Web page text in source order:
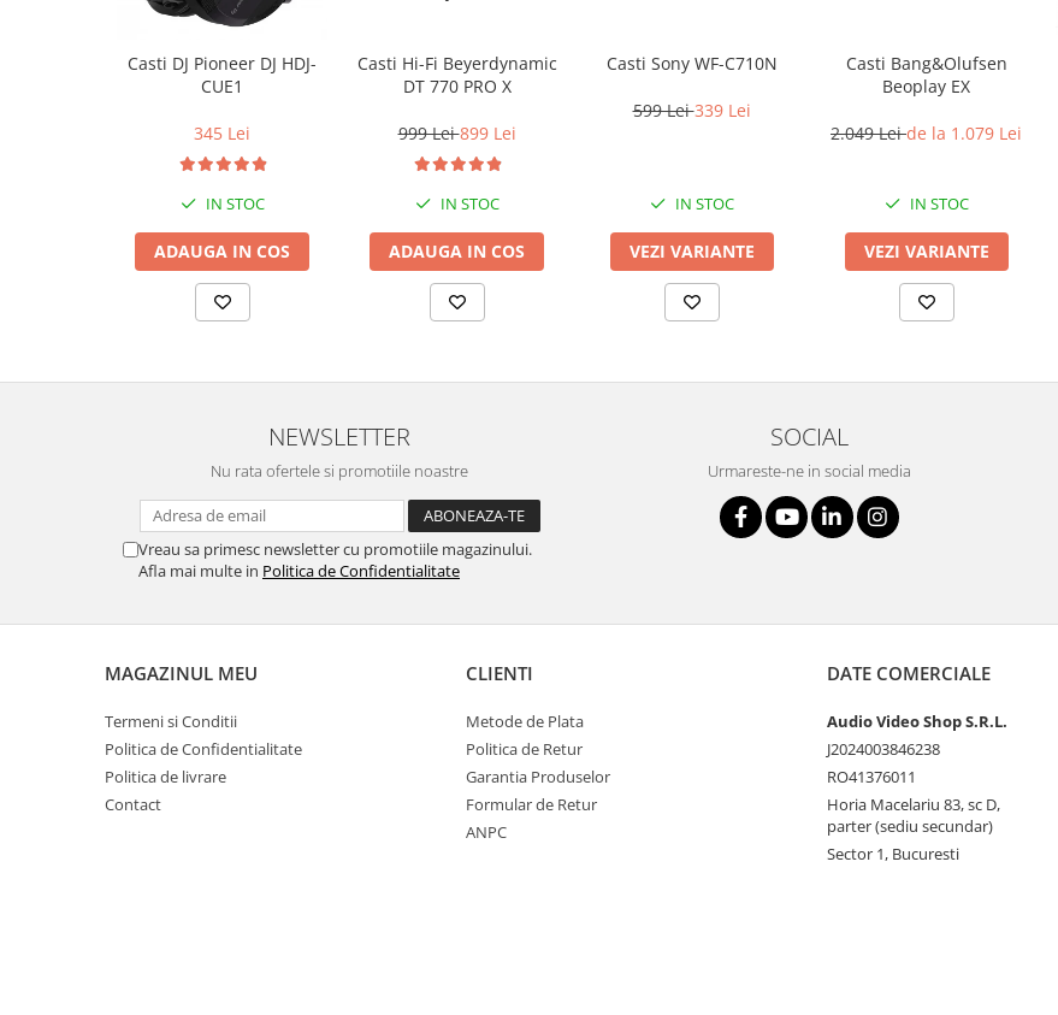
Casti DJ Pioneer DJ HDJ-
CUE1
345 Lei
IN STOC
ADAUGA IN COS
Casti Hi-Fi Beyerdynamic
DT 770 PRO X
999 Lei899 Lei
IN STOC
ADAUGA IN COS
Casti Sony WF-C710N
599 Lei339 Lei
IN STOC
VEZI VARIANTE
Casti Bang&Olufsen
Beoplay EX
2.049 Leide la 1.079 Lei
IN STOC
VEZI VARIANTE
NEWSLETTER
Nu rata ofertele si promotiile noastre
Vreau sa primesc newsletter cu promotiile magazinului.
Afla mai multe in Politica de Confidentialitate
SOCIAL
Urmareste-ne in social media
MAGAZINUL MEU
Termeni si Conditii
Politica de Confidentialitate
Politica de livrare
Contact
CLIENTI
Metode de Plata
Politica de Retur
Garantia Produselor
Formular de Retur
ANPC
DATE COMERCIALE
Audio Video Shop S.R.L.
J2024003846238
RO41376011
Horia Macelariu 83, sc D,
parter (sediu secundar)
Sector 1, Bucuresti